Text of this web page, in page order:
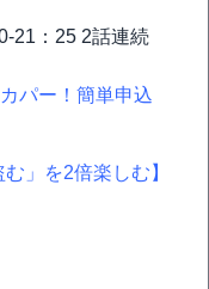
21：25 2話連続
パー！簡単申込
む」を2倍楽しむ】